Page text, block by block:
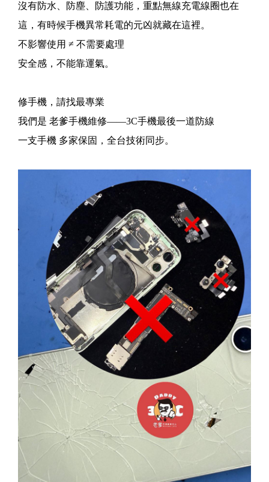
沒有防水、防塵、防護功能，重點無線充電線圈也在
這，有時候手機異常耗電的元凶就藏在這裡。
不影響使用 ≠ 不需要處理
安全感，不能靠運氣。
修手機，請找最專業
我們是 老爹手機維修——3C手機最後一道防線
一支手機 多家保固，全台技術同步。